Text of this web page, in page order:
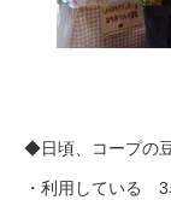
◆日頃、コープの
・利用している